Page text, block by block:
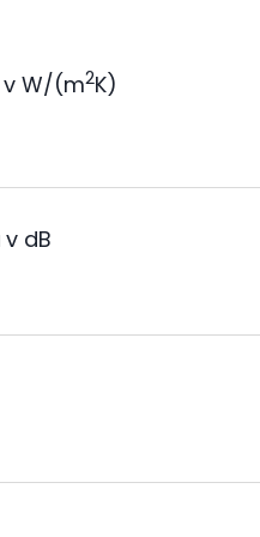
v W/(m2K)
v dB